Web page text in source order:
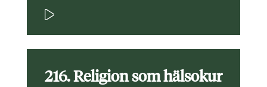
216. Religion som hälsokur